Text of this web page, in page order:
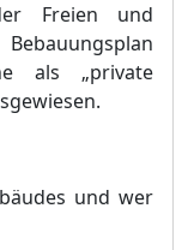
Freien und
als „private
und wer